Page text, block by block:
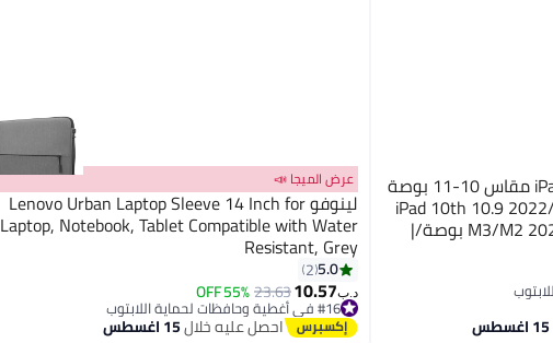
روك بو جراب حماية لأجهزة iPad مقاس 10-11 بوصة
(A16) مقاس 11 بوصة 2025/iPad 10th 10.9 2022
وAir 11 بوصة M3/M2 2025/2024/10.9 بوصة/|
iPad Pro مقاس 11 بوصة | iPad مقاس 10.2 بوصة |
عرض الميجا 📣
لينوفو Lenovo Urban Laptop Sleeve 14 Inch for
Laptop, Notebook, Tablet Compatible with Water
Resistant, Grey
5.0
2
د.ب‏10.57
23.63
55% OFF
#16 في أغطية وحافظات لحماية اللابتوب
#16 في أغطية وحافظات لحماية اللابتوب احصل عليه خلال15 اغسطس